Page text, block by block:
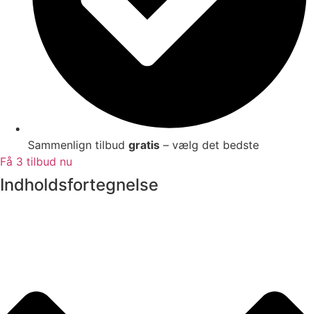
Sammenlign tilbud gratis – vælg det bedste
Få 3 tilbud nu
Indholdsfortegnelse